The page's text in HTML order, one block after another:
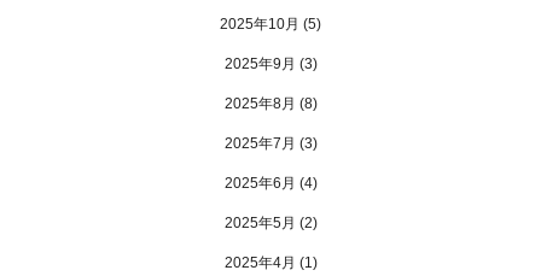
2025年10月 (5)
2025年9月 (3)
2025年8月 (8)
2025年7月 (3)
2025年6月 (4)
2025年5月 (2)
2025年4月 (1)